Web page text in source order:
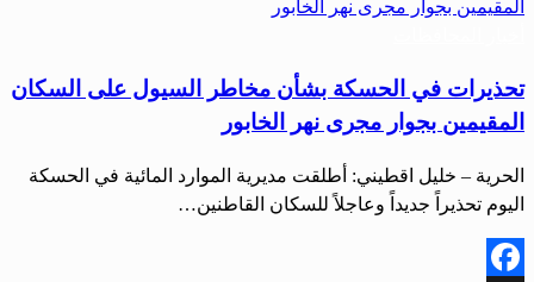
تحذيرات في الحسكة بشأن مخاطر السيول على السكان
المقيمين بجوار مجرى نهر الخابور
الحرية – خليل اقطيني: أطلقت مديرية الموارد المائية في الحسكة
اليوم تحذيراً جديداً وعاجلاً للسكان القاطنين…